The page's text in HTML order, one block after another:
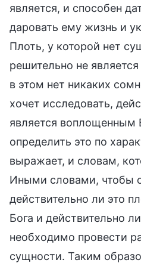
является, и способен
даровать ему жизнь и
Плоть, у которой нет
решительно не
в этом нет никаких
хочет исследовать,
является воплощенным
определить это по
выражает, и словам,
Иными словами, чтобы
действительно ли это
Бога и действительно
необходимо провести
сущности. Таким